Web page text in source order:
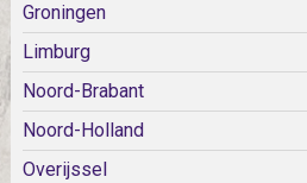
Groningen
Limburg
Noord-Brabant
Noord-Holland
Overijssel